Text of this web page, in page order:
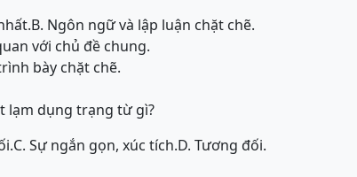
B. Ngôn ngữ và lập luận chặt chẽ.
với chủ đề chung.
bày chặt chẽ.
lạm dụng trạng từ gì?
C. Sự ngắn gọn, xúc tích.D. Tương đối.